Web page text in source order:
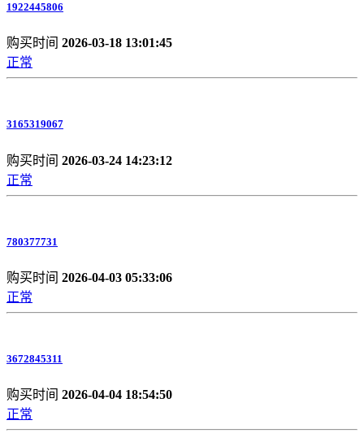
1922445806
购买时间 2026-03-18 13:01:45
正常
3165319067
购买时间 2026-03-24 14:23:12
正常
780377731
购买时间 2026-04-03 05:33:06
正常
3672845311
购买时间 2026-04-04 18:54:50
正常